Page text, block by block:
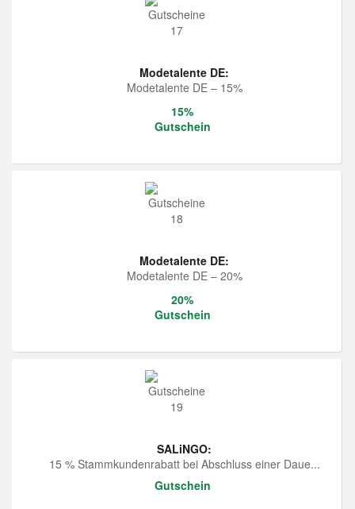
Modetalente DE:
Modetalente DE – 15%
15%
Gutschein
Modetalente DE:
Modetalente DE – 20%
20%
Gutschein
SALiNGO:
15 % Stammkundenrabatt bei Abschluss einer Daue...
Gutschein